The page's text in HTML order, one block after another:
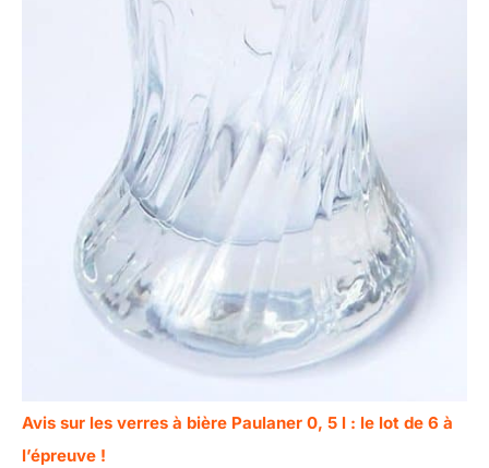
Avis sur les verres à bière Paulaner 0, 5 l : le lot de 6 à
l’épreuve !